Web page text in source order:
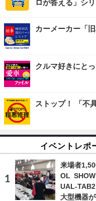
ロが答える」シリ
カーメーカー「
クルマ好きにと
ストップ！ 「不
イベントレポ
来場者
OL
UAL-TAB2
大型機器